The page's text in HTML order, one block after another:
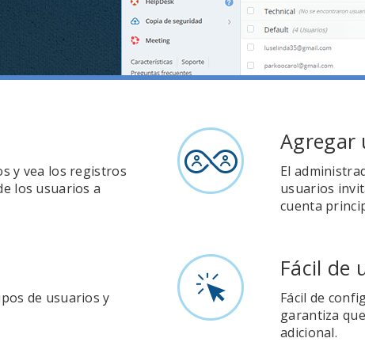
y vea los registros
los usuarios a
Agregar
El
usuarios
cuenta
de usuarios y
Fácil de
Fácil de
garantiza
adicional.